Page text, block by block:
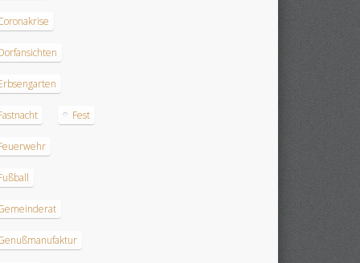
Fest